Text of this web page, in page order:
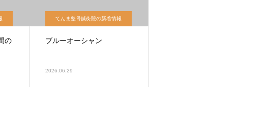
の
てんま整骨鍼灸院の新着情報
ブルーオーシャン
2026.06.29